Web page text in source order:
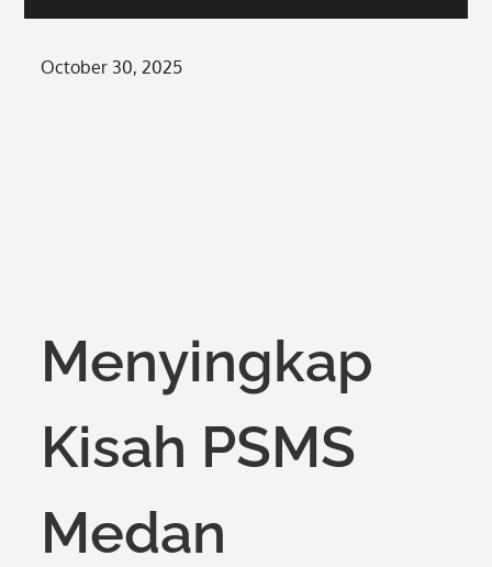
Posted
October 30, 2025
Menyingkap
Kisah PSMS
Medan